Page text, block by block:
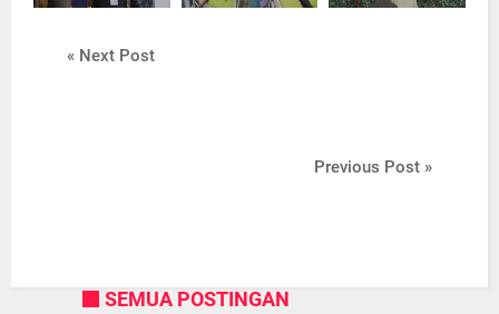
« Next Post
Previous Post »
SEMUA POSTINGAN